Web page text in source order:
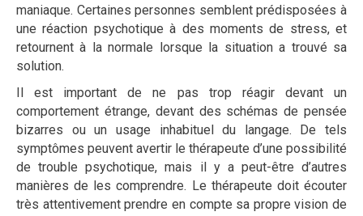
maniaque. Certaines personnes semblent prédisposées à
une réaction psychotique à des moments de stress, et
retournent à la normale lorsque la situation a trouvé sa
solution.
Il est important de ne pas trop réagir devant un
comportement étrange, devant des schémas de pensée
bizarres ou un usage inhabituel du langage. De tels
symptômes peuvent avertir le thérapeute d’une possibilité
de trouble psychotique, mais il y a peut-être d’autres
manières de les comprendre. Le thérapeute doit écouter
très attentivement prendre en compte sa propre vision de